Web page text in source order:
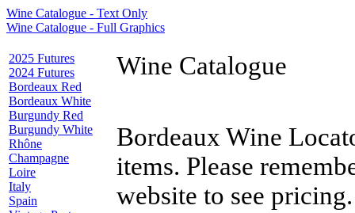
Wine Catalogue - Text Only
Wine Catalogue - Full Graphics
2025 Futures
2024 Futures
Bordeaux Red
Bordeaux White
Burgundy Red
Burgundy White
Rhône
Champagne
Loire
Italy
Spain
Wine Catalogue
Bordeaux Wine
items. Please
website to see pricing.